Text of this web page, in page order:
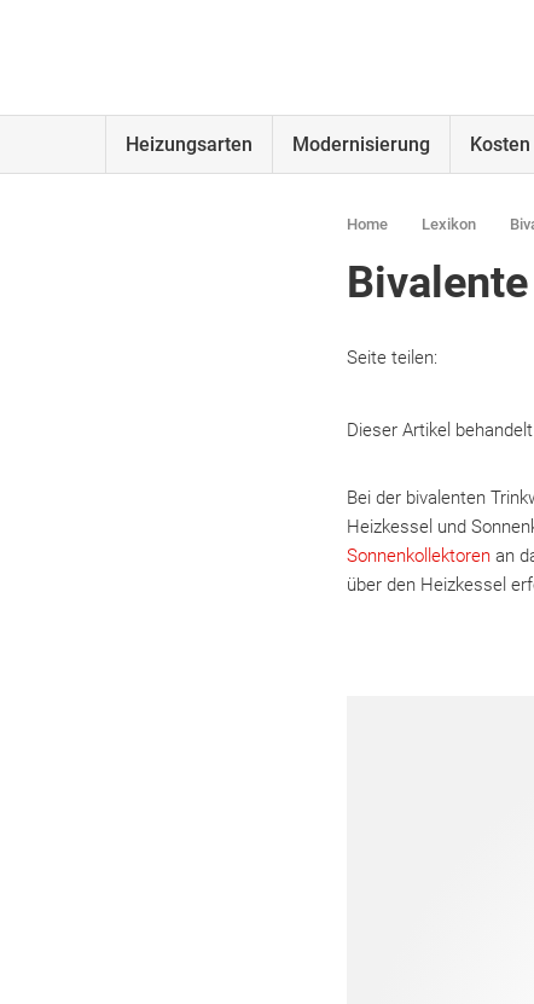
Heizungsarten Modernisierung
Home Lexikon
Seite teilen:
Dieser Artikel
Bei der bivalenten
Heizkessel und
Sonnenkollektoren an
über den Heizkessel